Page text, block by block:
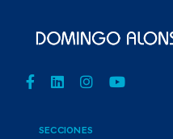
SECCIONES